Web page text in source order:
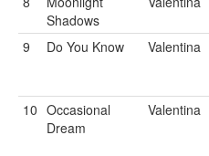
Shadows
9
Do You Know Valentina
10 Occasional
Dream
Valentina